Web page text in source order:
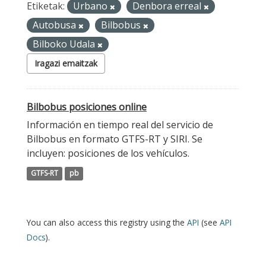
Etiketak: Urbano
Denbora erreal
Autobusa
Bilbobus
Bilboko Udala
Iragazi emaitzak
Bilbobus posiciones online
Información en tiempo real del servicio de
Bilbobus en formato GTFS-RT y SIRI. Se
incluyen: posiciones de los vehículos.
GTFS-RT pb
You can also access this registry using the API (see API
Docs).